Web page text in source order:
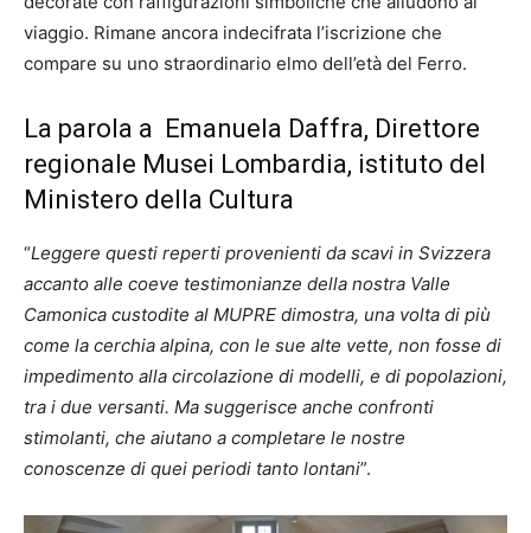
viaggio. Rimane ancora indecifrata l’iscrizione che
compare su uno straordinario elmo dell’età del Ferro.
La parola a Emanuela Daffra, Direttore
regionale Musei Lombardia, istituto del
Ministero della Cultura
“Leggere questi reperti provenienti da scavi in Svizzera
accanto alle coeve testimonianze della nostra Valle
Camonica custodite al MUPRE dimostra, una volta di più
come la cerchia alpina, con le sue alte vette, non fosse di
impedimento alla circolazione di modelli, e di popolazioni,
tra i due versanti. Ma suggerisce anche confronti
stimolanti, che aiutano a completare le nostre
conoscenze di quei periodi tanto lontani”.